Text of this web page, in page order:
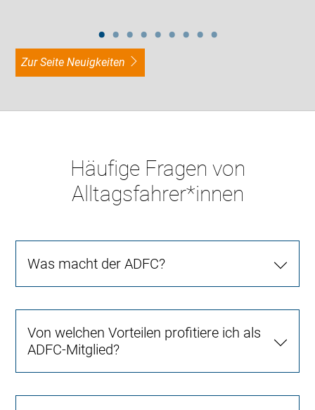
zur Seite Neuigkeiten
Häufige Fragen von
Alltagsfahrer*innen
Was macht der ADFC?
Von welchen Vorteilen profitiere ich als
ADFC-Mitglied?